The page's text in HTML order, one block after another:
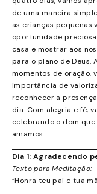
de uma maneira
as crianças pequenas
oportunidade
casa e mostrar aos
para o plano de Deus.
momentos de oração,
importância de
reconhecer a
dia. Com alegria e fé,
celebrando o dom
amamos.
Dia 1: Agradecendo
Texto para Meditação:
“Honra teu pai e tua